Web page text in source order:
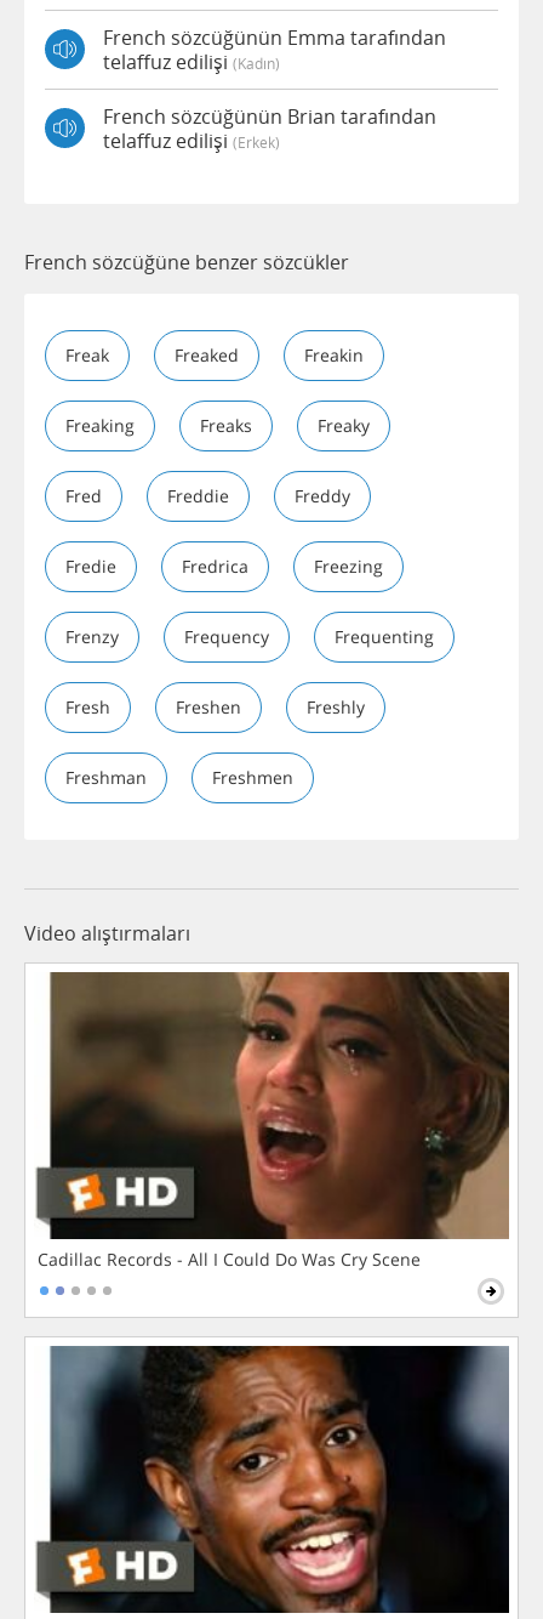
French sözcüğünün Emma tarafından
telaffuz edilişi (kadın)
French sözcüğünün Brian tarafından
telaffuz edilişi (erkek)
French sözcüğüne benzer sözcükler
Freak Freaked Freakin
Freaking Freaks Freaky
Fred Freddie Freddy
Fredie Fredrica Freezing
Frenzy Frequency Frequenting
Fresh Freshen Freshly
Freshman Freshmen
Video alıştırmaları
Cadillac Records - All I Could Do Was Cry Scene